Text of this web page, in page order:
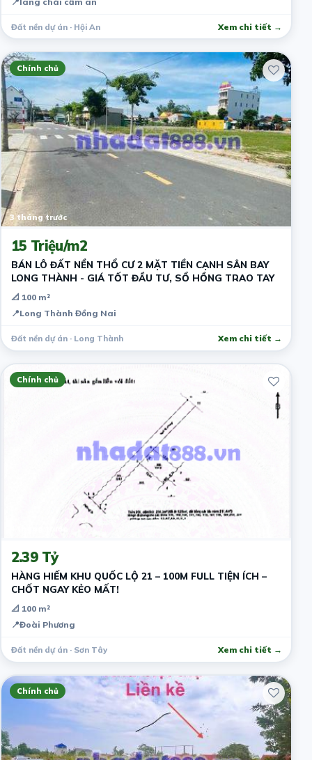
Đất nền dự án · Hội An Xem chi tiết →
Chính chủ
3 tháng trước
15 Triệu/m2
BÁN LÔ ĐẤT NỀN THỔ CƯ 2 MẶT TIỀN CẠNH SÂN BAY
LONG THÀNH - GIÁ TỐT ĐẦU TƯ, SỔ HỒNG TRAO TAY
📐 100 m²
📍Long Thành Đồng Nai
Đất nền dự án · Long Thành Xem chi tiết →
Chính chủ
2.39 Tỷ
HÀNG HIẾM KHU QUỐC LỘ 21 – 100M FULL TIỆN ÍCH –
CHỐT NGAY KẺO MẤT!
📐 100 m²
📍Đoài Phương
Đất nền dự án · Sơn Tây Xem chi tiết →
Chính chủ